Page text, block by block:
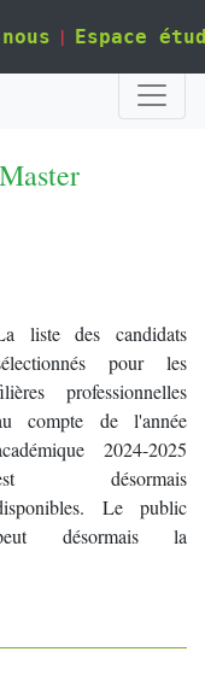
| Espace
liste des candidats
pour les
professionnelles
compte de l'année
2024-2025
désormais
Le public
désormais la